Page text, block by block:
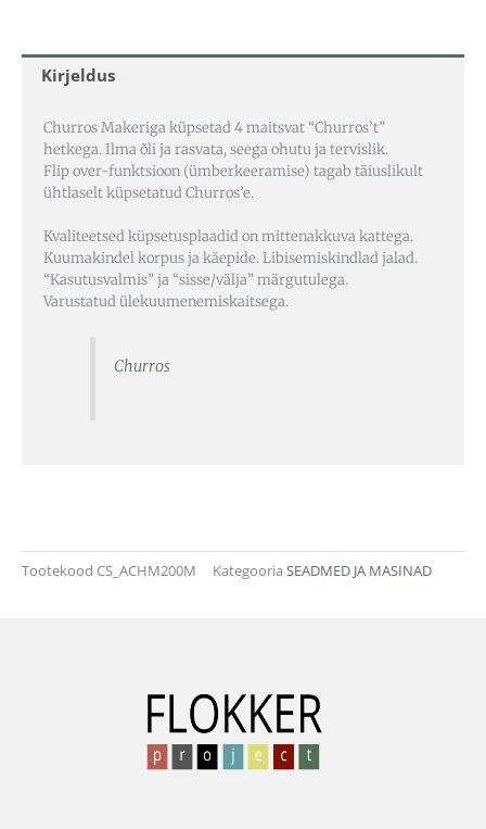
Kirjeldus
Churros Makeriga küpsetad 4 maitsvat “Churros’t”
hetkega. Ilma õli ja rasvata, seega ohutu ja tervislik.
Flip over-funktsioon (ümberkeeramise) tagab täiuslikult
ühtlaselt küpsetatud Churros’e.
Kvaliteetsed küpsetusplaadid on mittenakkuva kattega.
Kuumakindel korpus ja käepide. Libisemiskindlad jalad.
“Kasutusvalmis” ja “sisse/välja” märgutulega.
Varustatud ülekuumenemiskaitsega.
Churros
Tootekood CS_ACHM200M Kategooria SEADMED JA MASINAD